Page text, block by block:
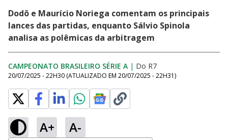
Dodô e Maurício Noriega comentam os principais
lances das partidas, enquanto Sálvio Spinola
analisa as polêmicas da arbitragem
CAMPEONATO BRASILEIRO SÉRIE A | Do R7
20/07/2025 - 22H30 (ATUALIZADO EM 20/07/2025 - 22H31)
A+ A-